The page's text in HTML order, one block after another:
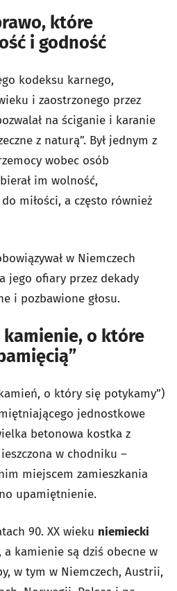
które
i godność
kodeksu karnego,
i zaostrzonego przez
na ściganie i karanie
z naturą”. Był jednym z
wobec osób
im wolność,
miłości, a często również
w Niemczech
jego ofiary przez dekady
i pozbawione głosu.
o które
o który się potykamy”)
jednostkowe
betonowa kostka z
w chodniku –
miejscem zamieszkania
upamiętnienie.
90. XX wieku niemiecki
a kamienie są dziś obecne w
w tym w Niemczech, Austrii,